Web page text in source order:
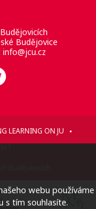
Budějovice
info@jcu.cz
LEARNING ON JU
Budějovicích
webu používáme
s tím souhlasíte.